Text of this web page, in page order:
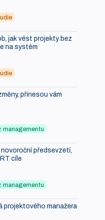
jak vést projekty bez
na systém
přinesou vám
managementu
novoroční předsevzetí,
cíle
managementu
projektového manažera